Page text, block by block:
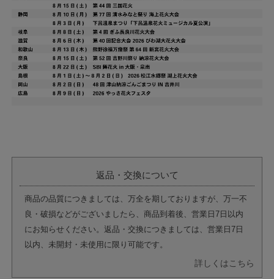
返品・交換について
商品の品質につきましては、万全を期しておりますが、万一不
良・破損などがございましたら、商品到着後、営業日7日以内
にお知らせください。返品・交換につきましては、営業日7日
以内、未開封・未使用に限り可能です。
詳しくはこちら